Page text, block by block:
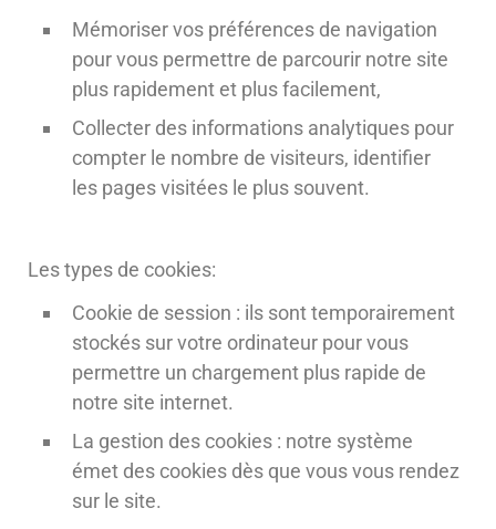
Mémoriser vos préférences de navigation
pour vous permettre de parcourir notre site
plus rapidement et plus facilement,
Collecter des informations analytiques pour
compter le nombre de visiteurs, identifier
les pages visitées le plus souvent.
Les types de cookies:
Cookie de session : ils sont temporairement
stockés sur votre ordinateur pour vous
permettre un chargement plus rapide de
notre site internet.
La gestion des cookies : notre système
émet des cookies dès que vous vous rendez
sur le site.